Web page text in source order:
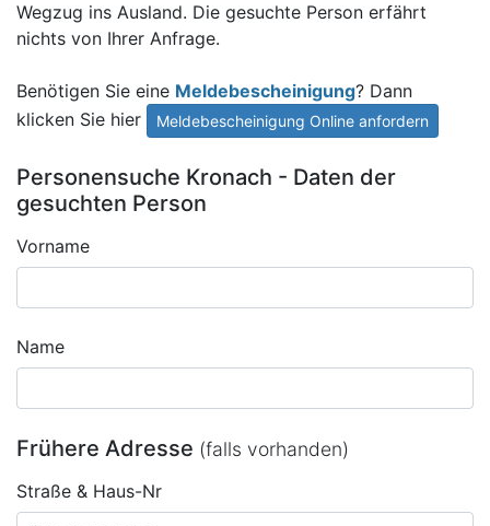
Wegzug ins Ausland. Die gesuchte Person erfährt
nichts von Ihrer Anfrage.
Benötigen Sie eine Meldebescheinigung? Dann
klicken Sie hier
Meldebescheinigung Online anfordern
Personensuche Kronach - Daten der
gesuchten Person
Vorname
Name
Frühere Adresse (falls vorhanden)
Straße & Haus-Nr